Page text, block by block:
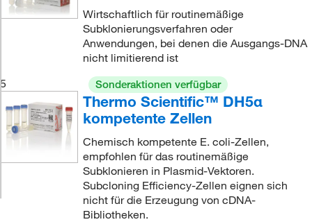
Wirtschaftlich für routinemäßige
Subklonierungsverfahren oder
Anwendungen, bei denen die Ausgangs-DNA
nicht limitierend ist
5
Sonderaktionen verfügbar
Thermo Scientific™ DH5α
kompetente Zellen
Chemisch kompetente E. coli-Zellen,
empfohlen für das routinemäßige
Subklonieren in Plasmid-Vektoren.
Subcloning Efficiency-Zellen eignen sich
nicht für die Erzeugung von cDNA-
Bibliotheken.